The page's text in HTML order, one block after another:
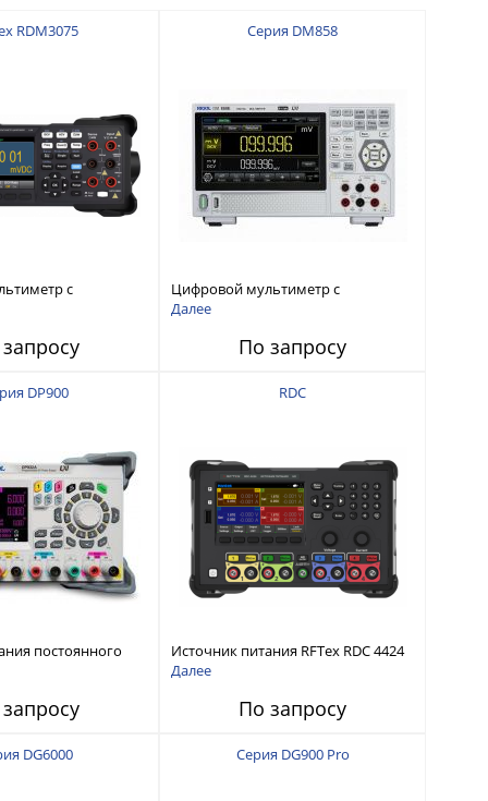
RDM3075
с
½
Серия DM858
Цифровой мультиметр с
разрядностью 5½ и
host, LAN и Web control
Далее
По запросу
DP900
постоянного
до 210 Вт
RDC
Источник питания RFTex RDC 4424
4 канала, 32 В/3.2 А
Далее
По запросу
DG6000 Серия DG900 Pro